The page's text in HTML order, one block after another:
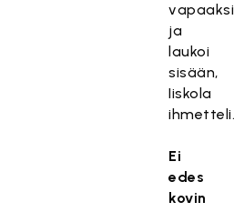
vapaaksi
ja
laukoi
sisään,
Iiskola
ihmetteli.
Ei
edes
kovin